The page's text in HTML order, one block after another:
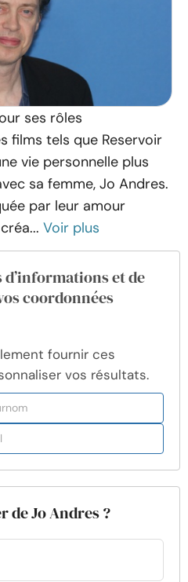
ses rôles
films tels que Reservoir
vie personnelle plus
sa femme, Jo Andres.
par leur amour
Voir plus
et de
coordonnées
fournir ces
vos résultats.
de Jo Andres ?